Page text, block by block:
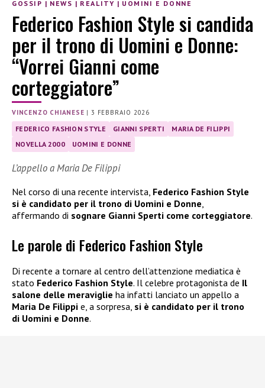
GOSSIP | NEWS | REALITY | UOMINI E DONNE
Federico Fashion Style si candida
per il trono di Uomini e Donne:
“Vorrei Gianni come
corteggiatore”
VINCENZO CHIANESE |3 FEBBRAIO 2026
FEDERICO FASHION STYLE GIANNI SPERTI
MARIA DE FILIPPI
NOVELLA 2000
UOMINI E DONNE
L’appello a Maria De Filippi
Nel corso di una recente intervista, Federico Fashion Style
si è candidato per il trono di Uomini e Donne
affermando di sognare Gianni Sperti come corteggiatore.
Le parole di Federico Fashion Style
Di recente a tornare al centro dell’attenzione mediatica è
stato Federico Fashion Style. Il celebre protagonista de Il
salone delle meraviglie ha infatti lanciato un appello a
Maria De Filippi e, a sorpresa, si è candidato per il trono
di Uomini e Donne.